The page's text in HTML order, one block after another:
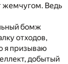
жемчугом. Ведь
бомж
отходов,
я призываю
добытый